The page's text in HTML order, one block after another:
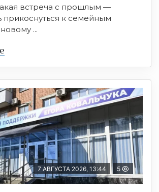
встреча с прошлым —
прикоснуться к семейным
...
7 АВГУСТА 2026, 13:44 5